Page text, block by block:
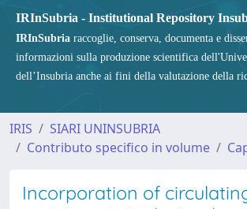
IRInSubria - Institutional Repository
IRInSubria raccoglie, conserva, documenta e
informazioni sulla produzione scientifica
dell’Insubria anche ai fini della valutazione della
IRIS
SIARI UNINSUBRIA
Contributo specifico in volume
Incorporation of